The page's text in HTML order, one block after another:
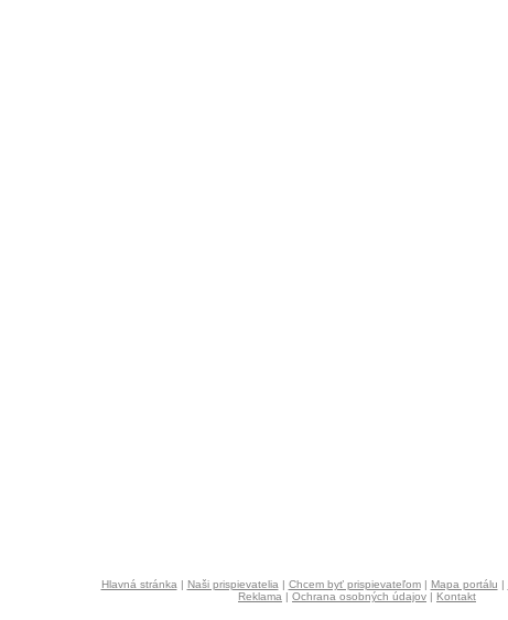
Hlavná stránka | Naši prispievatelia | Chcem byť prispievateľom| Mapa portálu |
Reklama | Ochrana osobných údajov | Kontakt